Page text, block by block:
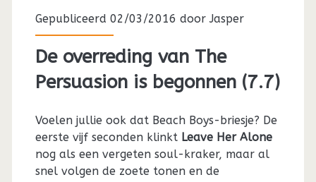
Gepubliceerd 02/03/2016 doorJasper
De overreding van The
Persuasion is begonnen (7.7)
Voelen jullie ook dat Beach Boys-briesje? De
eerste vijf seconden klinkt Leave Her Alone
nog als een vergeten soul-kraker, maar al
snel volgen de zoete tonen en de